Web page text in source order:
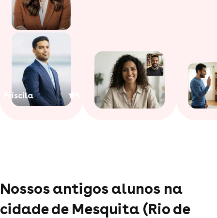
Priscila
Nossos antigos alunos na
cidade de Mesquita (Rio de